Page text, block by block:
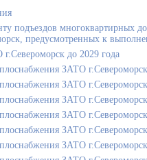
подъездов многоквартирных
предусмотренных к
до 2029 года
ЗАТО
ЗАТО
ЗАТО
ЗАТО
ЗАТО
ЗАТО